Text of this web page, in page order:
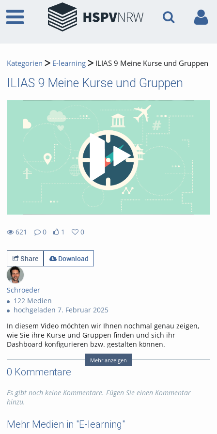
Kategorien E-learning ILIAS 9 Meine Kurse und Gruppen
ILIAS 9 Meine Kurse und Gruppen
621
0
1
0
Share
Download
Schroeder
122 Medien
hochgeladen 7. Februar 2025
In diesem Video möchten wir Ihnen nochmal genau zeigen,
wie Sie ihre Kurse und Gruppen finden und sich ihr
Dashboard konfigurieren bzw. gestalten können.
Transkription
Speaker 1: Ich hoffe, Sie haben sich auch einen Schluck Tee
zum Thema Organisieren und personalisieren. Mit Elias neun
gehen wir jetzt noch mal auf das ganze Thema Kurse und
Kurse finden, Ihre Stammkurse sozusagen, wie Sie dort
einfach als Gruppe anlegen können und was sie überhaupt
Mehr anzeigen
0 Kommentare
Es gibt noch keine Kommentare. Fügen Sie einen Kommentar
hinzu.
Mehr Medien in "E-learning"